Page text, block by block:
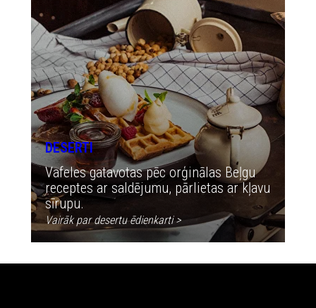
DESERTI
Vafeles gatavotas pēc orģinālas Beļgu
receptes ar saldējumu, pārlietas ar kļavu
sīrupu.
Vairāk par desertu ēdienkarti>